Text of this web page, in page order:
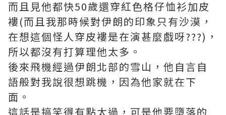
而且見他都快50歲還穿紅色格仔恤衫加皮
褸(而且我那時候對伊朗的印象只有沙漠，
在想這個怪人穿皮褸是在演甚麼戲呀???)，
所以都沒有打算理他太多。
後來飛機經過伊朗北部的雪山，他自言自
語般對我說很想跳機，因為他家就在下
面。
這話是搞笑得有點太過，可是他要墮落的